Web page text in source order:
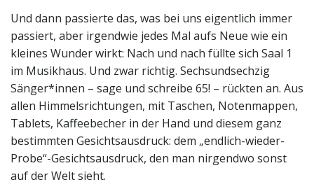
Und dann passierte das, was bei uns eigentlich immer
passiert, aber irgendwie jedes Mal aufs Neue wie ein
kleines Wunder wirkt: Nach und nach füllte sich Saal 1
im Musikhaus. Und zwar richtig. Sechsundsechzig
Sänger*innen – sage und schreibe 65! – rückten an. Aus
allen Himmelsrichtungen, mit Taschen, Notenmappen,
Tablets, Kaffeebecher in der Hand und diesem ganz
bestimmten Gesichtsausdruck: dem „endlich-wieder-
Probe“-Gesichtsausdruck, den man nirgendwo sonst
auf der Welt sieht.